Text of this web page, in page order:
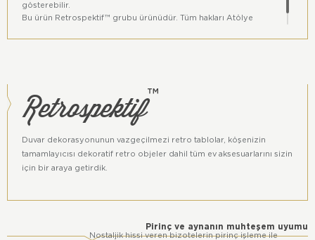
gösterebilir.
Bu ürün Retrospektif™ grubu ürünüdür. Tüm hakları Atölye
Retrospektif™
Duvar dekorasyonunun vazgeçilmezi retro tablolar, köşenizin
tamamlayıcısı dekoratif retro objeler dahil tüm ev aksesuarlarını sizin
için bir araya getirdik.
Pirinç ve aynanın muhteşem uyumu
Nostaljik hissi veren bizotelerin pirinç işleme ile